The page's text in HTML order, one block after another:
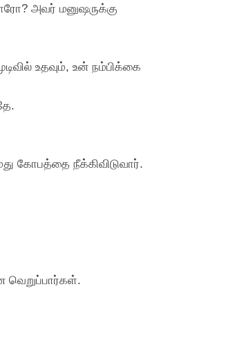
அவர் மனுஷருக்கு
உதவும், உன் நம்பிக்கை
கோபத்தை நீக்கிவிடுவார்.
வெறுப்பார்கள்.